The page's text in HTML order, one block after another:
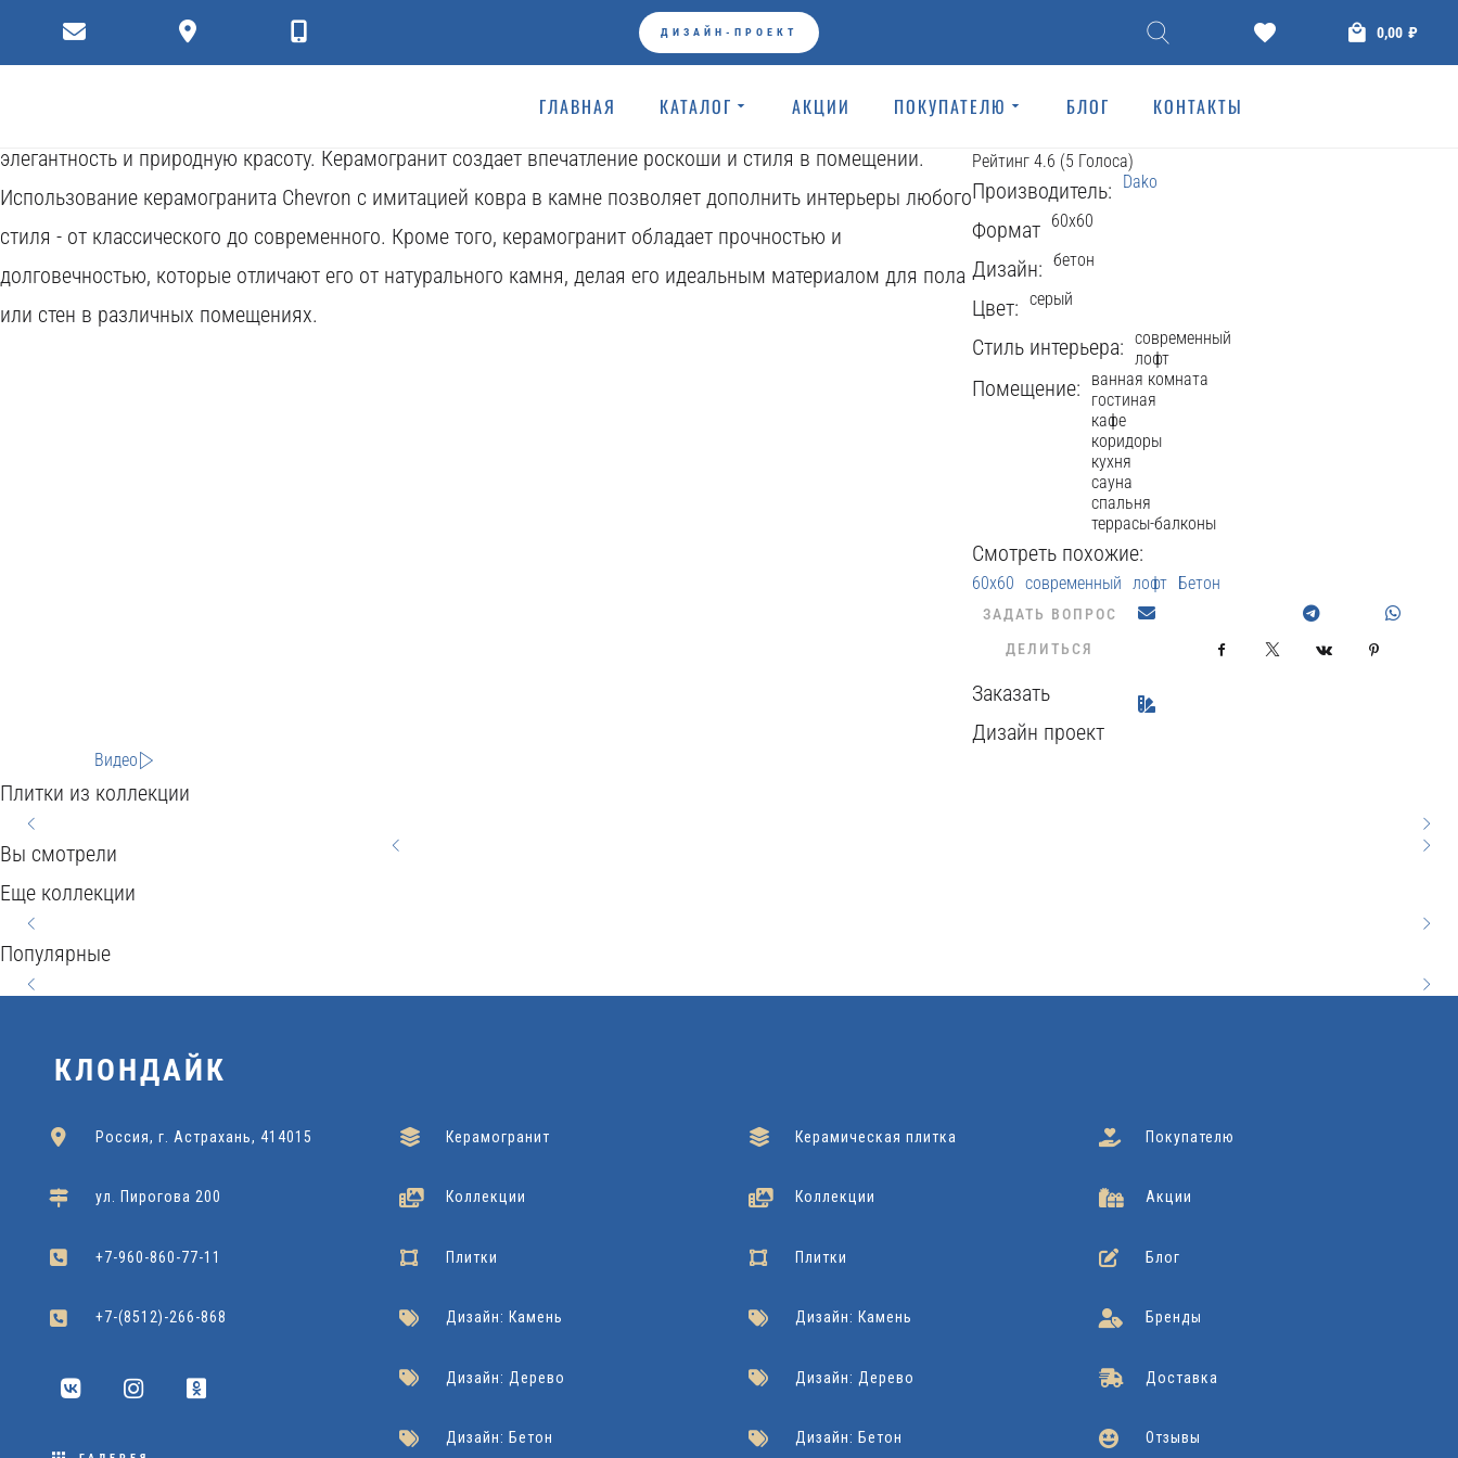
ДИЗАЙН-ПРОЕКТ ₽
0,00
ГЛАВНАЯ КАТАЛОГ АКЦИИ ПОКУПАТЕЛЮ БЛОГ КОНТАКТЫ
рисунок ковра из натурального камня, дает возможность создать уникальный дизайн интерьера, сочетая
элегантность и природную красоту. Керамогранит создает впечатление роскоши и стиля в помещении.
Использование керамогранита Chevron с имитацией ковра в камне позволяет дополнить интерьеры любого
стиля - от классического до современного. Кроме того, керамогранит обладает прочностью и
долговечностью, которые отличают его от натурального камня, делая его идеальным материалом для пола
или стен в различных помещениях.
CHEVRON 60x60
Dako
893 Просмотров
Рейтинг4.6 (5 Голоса)
Производитель: Dako
Формат 60x60
Дизайн: бетон
Цвет: серый
Стиль интерьера:
современный
лофт
Помещение:
ванная комната
гостиная
кафе
коридоры
кухня
сауна
спальня
террасы-балконы
Смотреть похожие:
60x60 современный лофт Бетон
ЗАДАТЬ ВОПРОС
ДЕЛИТЬСЯ
Facebook VKontakte
Заказать
Дизайн проект
Видео
Плитки из коллекции
Вы смотрели
Еще коллекции
CITY
STYLE
60x60x120
Grasaro
Подробнее
HOME
WOOD
20x60
Grasaro
Подробнее
BEREG
60x120
Kerranova
Подробнее
Популярные
SEVILLA
42x42
HARMONY
60x60
WOOD
CONCEPT
NATURAL
Cersanit
Подробнее
КЛОНДАЙК
Россия, г. Астрахань, 414015
ул. Пирогова 200
+7-960-860-77-11
+7-(8512)-266-868
Керамогранит
Коллекции
Плитки
Дизайн: Камень
Дизайн: Дерево
Дизайн: Бетон
Керамическая плитка
Коллекции
Плитки
Дизайн: Камень
Дизайн: Дерево
Дизайн: Бетон
Покупателю
Акции
Блог
Бренды
Доставка
Отзывы